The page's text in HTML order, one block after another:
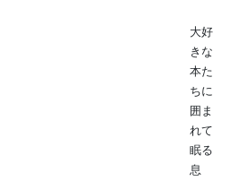
大好
きな
本た
ちに
囲ま
れて
眠る
息